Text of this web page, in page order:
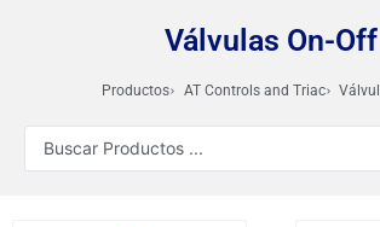
Válvulas On-Off
Productos AT Controls and Triac